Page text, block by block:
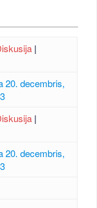
|
20. decembris,
|
20. decembris,